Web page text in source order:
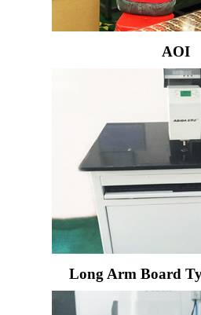
AOI
Long Arm Board